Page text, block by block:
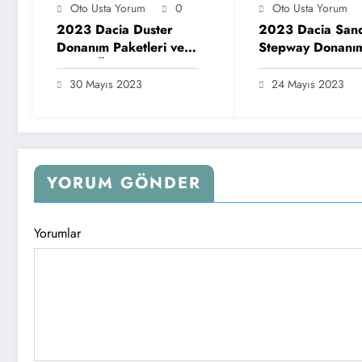
Oto Usta Yorum 0
2023 Dacia Duster
Donanım Paketleri ve
Motor Özellikleri
30 Mayıs 2023
Oto Usta Yorum
2023 Dacia
Stepway
Paketleri ve
Özellikleri
24 Mayıs 2023
YORUM GÖNDER
Yorumlar